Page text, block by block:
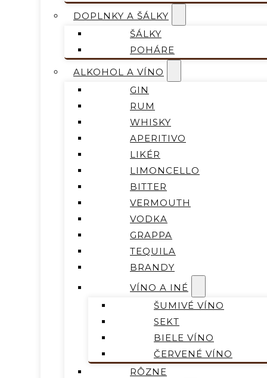
DOPLNKY A ŠÁLKY
ŠÁLKY
POHÁRE
ALKOHOL A VÍNO
GIN
RUM
WHISKY
APERITIVO
LIKÉR
LIMONCELLO
BITTER
VERMOUTH
VODKA
GRAPPA
TEQUILA
BRANDY
VÍNO A INÉ
ŠUMIVÉ VÍNO
SEKT
BIELE VÍNO
ČERVENÉ VÍNO
RÔZNE